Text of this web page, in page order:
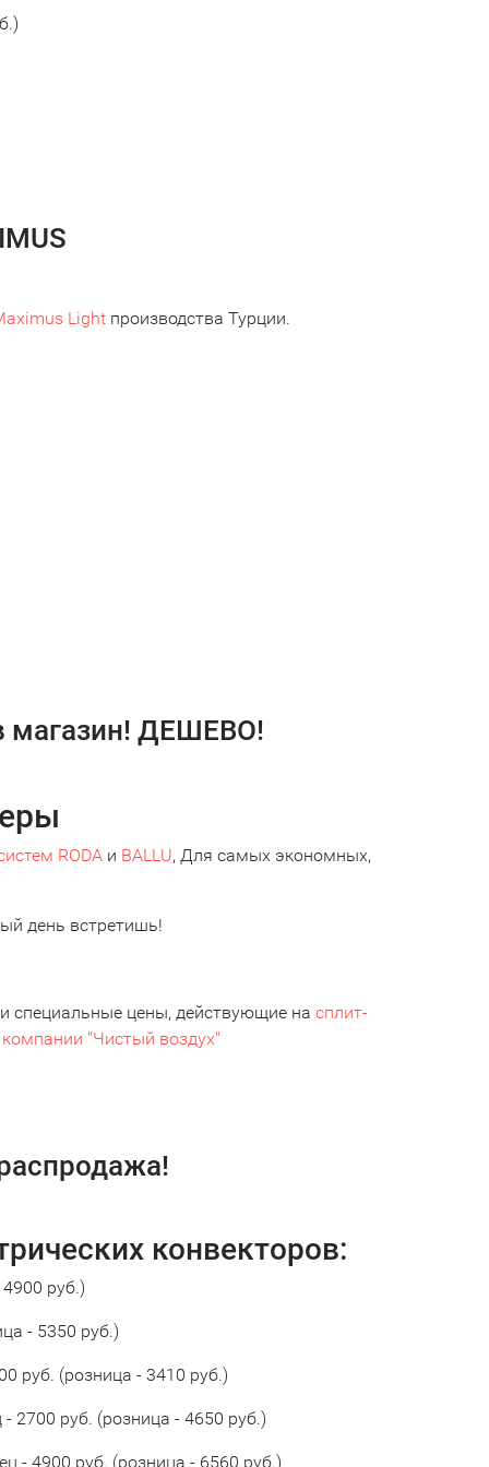
Light производства Турции.
магазин! ДЕШЕВО!
RODA и BALLU, Для самых экономных,
день встретишь!
специальные цены, действующие на сплит-
компании "Чистый воздух"
конвекторов:
руб.)
- 5350 руб.)
руб. (розница - 3410 руб.)
2700 руб. (розница - 4650 руб.)
- 4900 руб. (розница - 6560 руб.)